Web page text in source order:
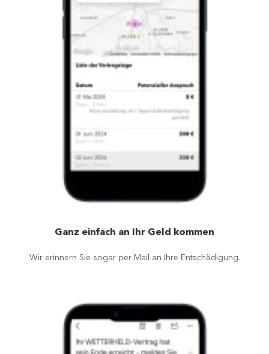
Ganz einfach an Ihr Geld kommen
Wir erinnern Sie sogar per Mail an Ihre Entschädigung.